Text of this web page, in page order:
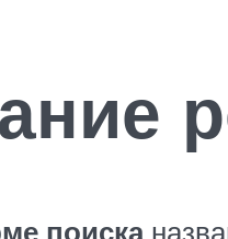
поиска